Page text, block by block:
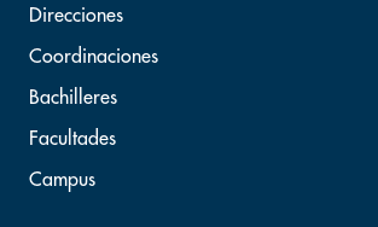
Direcciones
Coordinaciones
Bachilleres
Facultades
Campus